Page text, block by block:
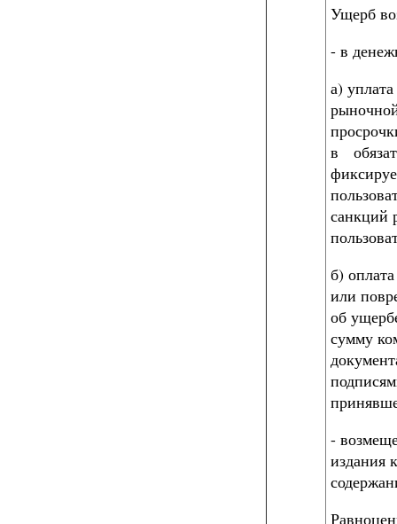
Ущерб
- в
а)
в
санкций
б)
или
об
сумму
-
издания